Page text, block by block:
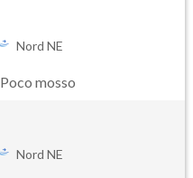
Nord NE
Poco mosso
Nord NE